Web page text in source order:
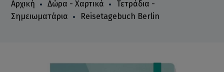
Αρχική Δώρα - Χαρτικά
Τετράδια -
Σημειωματάρια
Reisetagebuch Berlin